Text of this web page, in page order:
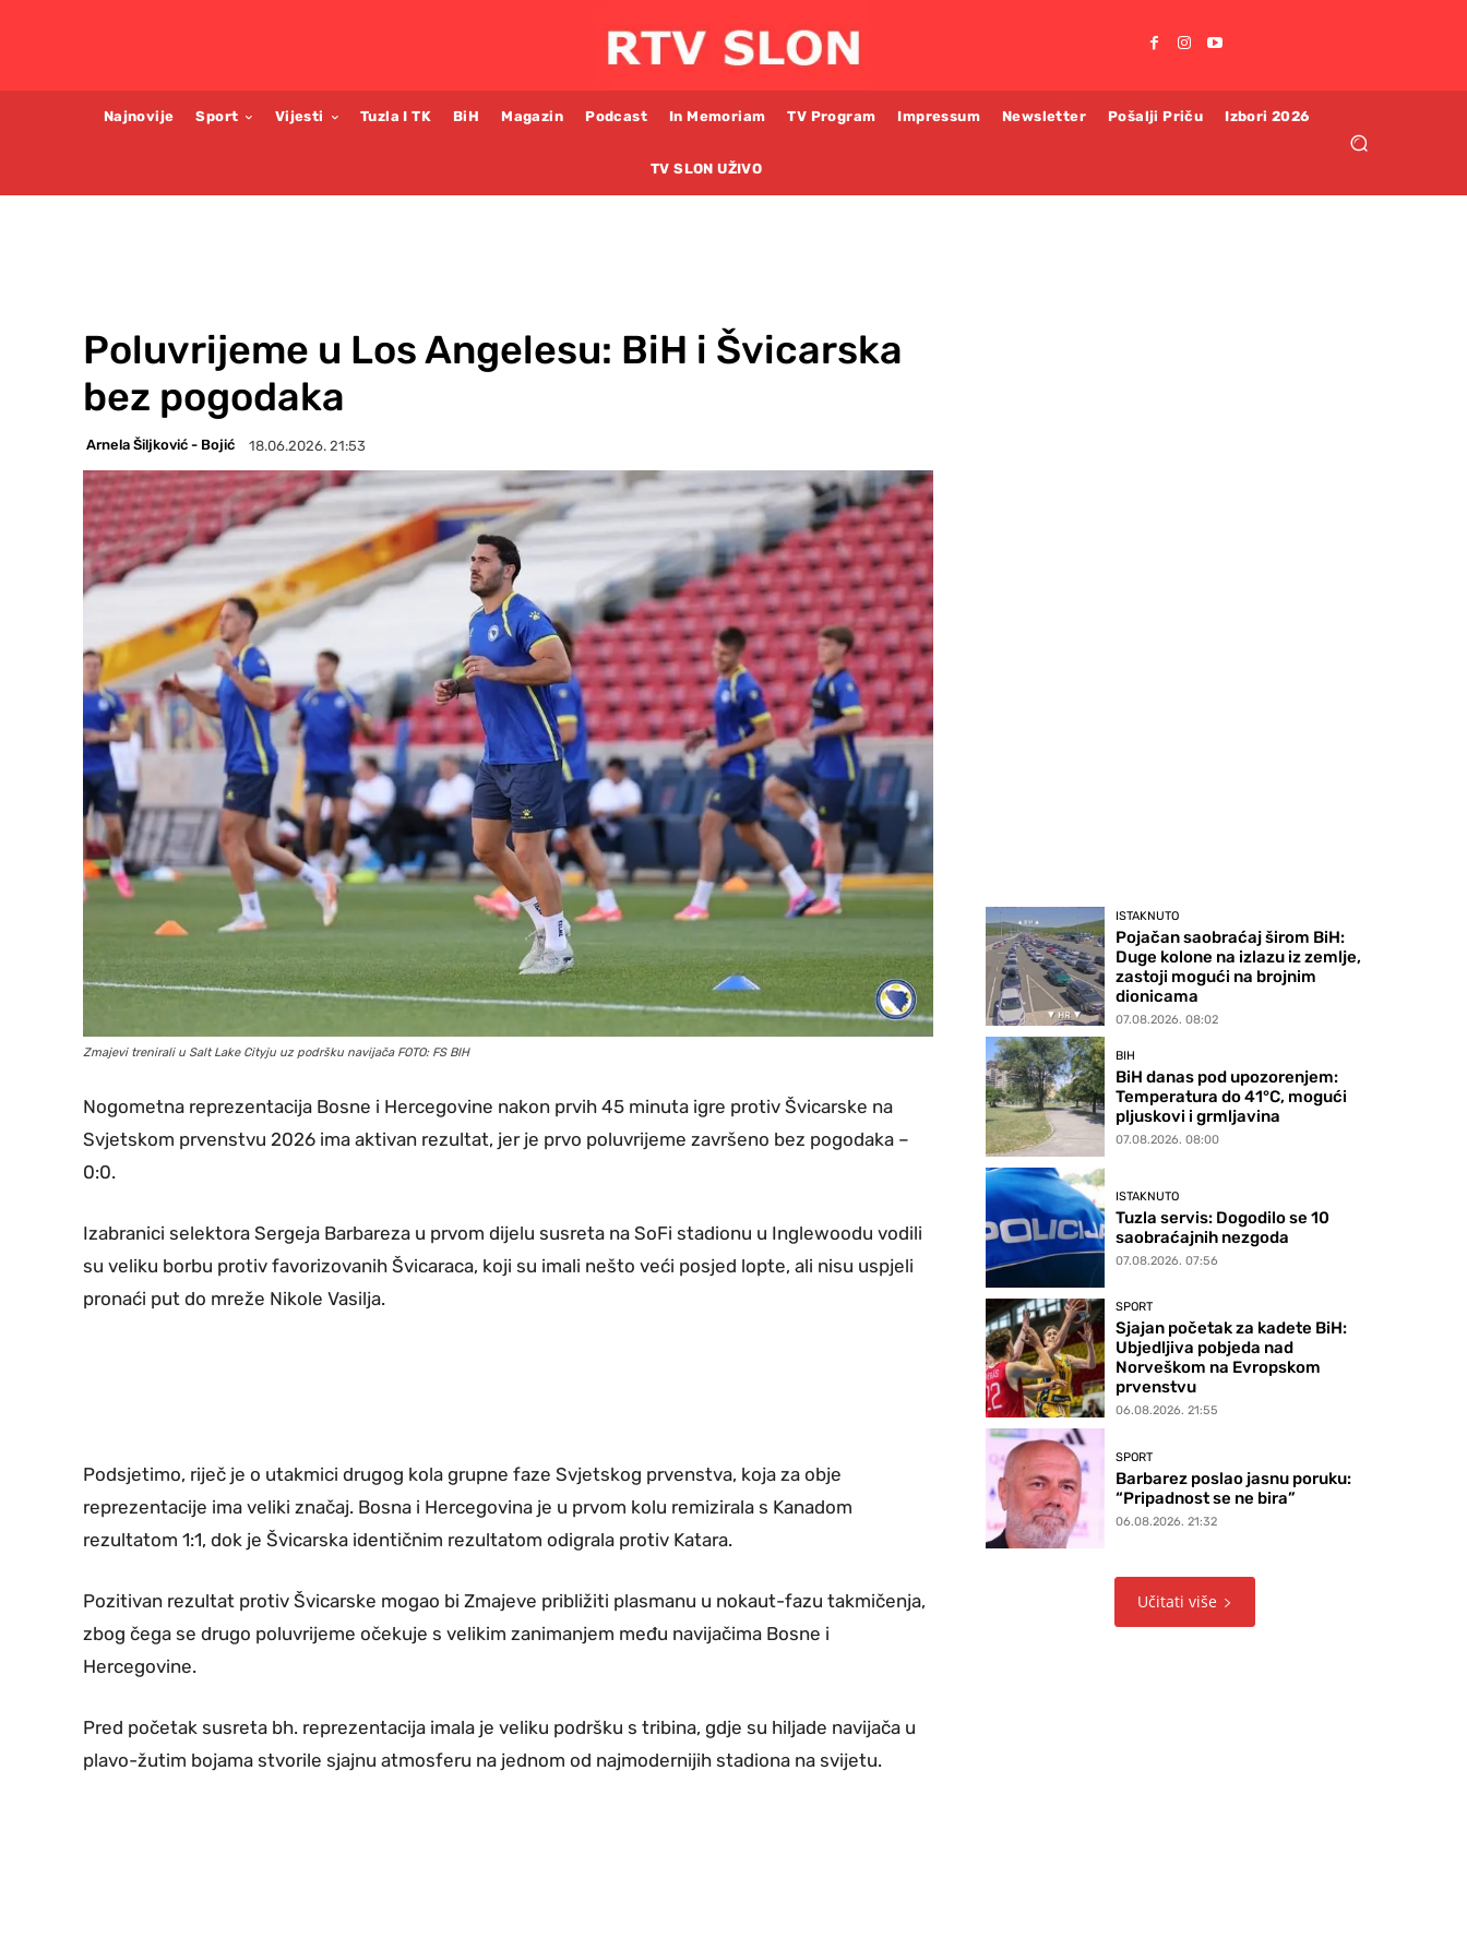
Najnovije Sport Vijesti Tuzla I TK BiH Magazin Podcast In Memoriam TV Program Impressum Newsletter Pošalji Priču Izbori 2026
TV SLON UŽIVO
Poluvrijeme u Los Angelesu: BiH i Švicarska
bez pogodaka
Arnela Šiljković - Bojić 18.06.2026. 21:53
Zmajevi trenirali u Salt Lake Cityju uz podršku navijača FOTO: FS BIH
Nogometna reprezentacija Bosne i Hercegovine nakon prvih 45 minuta igre protiv Švicarske na
Svjetskom prvenstvu 2026 ima aktivan rezultat, jer je prvo poluvrijeme završeno bez pogodaka –
0:0.
Izabranici selektora Sergeja Barbareza u prvom dijelu susreta na SoFi stadionu u Inglewoodu vodili
su veliku borbu protiv favorizovanih Švicaraca, koji su imali nešto veći posjed lopte, ali nisu uspjeli
pronaći put do mreže Nikole Vasilja.
Podsjetimo, riječ je o utakmici drugog kola grupne faze Svjetskog prvenstva, koja za obje
reprezentacije ima veliki značaj. Bosna i Hercegovina je u prvom kolu remizirala s Kanadom
rezultatom 1:1, dok je Švicarska identičnim rezultatom odigrala protiv Katara.
Pozitivan rezultat protiv Švicarske mogao bi Zmajeve približiti plasmanu u nokaut-fazu takmičenja,
zbog čega se drugo poluvrijeme očekuje s velikim zanimanjem među navijačima Bosne i
Hercegovine.
Pred početak susreta bh. reprezentacija imala je veliku podršku s tribina, gdje su hiljade navijača u
plavo-žutim bojama stvorile sjajnu atmosferu na jednom od najmodernijih stadiona na svijetu.
ISTAKNUTO
Pojačan saobraćaj širom BiH:
Duge kolone na izlazu iz zemlje,
zastoji mogući na brojnim
dionicama
07.08.2026. 08:02
BIH
BiH danas pod upozorenjem:
Temperatura do 41°C, mogući
pljuskovi i grmljavina
07.08.2026. 08:00
ISTAKNUTO
Tuzla servis: Dogodilo se 10
saobraćajnih nezgoda
07.08.2026. 07:56
SPORT
Sjajan početak za kadete BiH:
Ubjedljiva pobjeda nad
Norveškom na Evropskom
prvenstvu
06.08.2026. 21:55
SPORT
Barbarez poslao jasnu poruku:
“Pripadnost se ne bira”
06.08.2026. 21:32
Učitati više